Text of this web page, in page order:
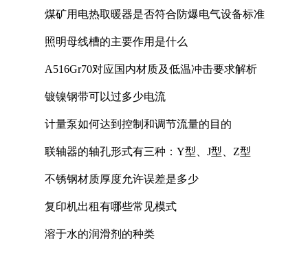
煤矿用电热取暖器是否符合防爆电气设备标准
照明母线槽的主要作用是什么
A516Gr70对应国内材质及低温冲击要求解析
镀镍钢带可以过多少电流
计量泵如何达到控制和调节流量的目的
联轴器的轴孔形式有三种：Y型、J型、Z型
不锈钢材质厚度允许误差是多少
复印机出租有哪些常见模式
溶于水的润滑剂的种类